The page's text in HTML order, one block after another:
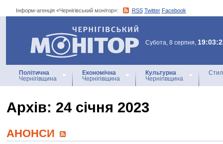
Інформ-агенція «Чернігівський монітор»: RSS Twitter Facebook
Інформ-агенція
«Чернігівський монітор»
Субота, 8 серпня,
Політична
Чернігівщина
Економічна
Чернігівщина
Культурна
Чернігівщина
Архiв: 24 січня 2023
АНОНСИ